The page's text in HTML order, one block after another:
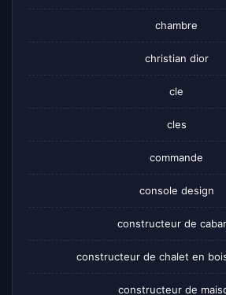
chambre
christian dior
cle
cles
commande
console design
constructeur de
constructeur de chalet en
constructeur de